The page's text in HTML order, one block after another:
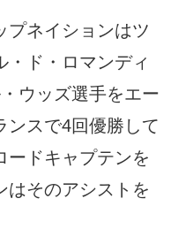
プネイションはツ
・ド・ロマンディ
ウッズ選手をエー
ンスで4回優勝して
ードキャプテンを
はそのアシストを